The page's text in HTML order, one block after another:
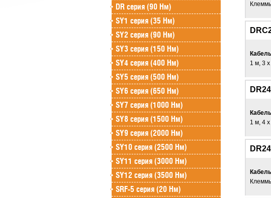
DR серия (90 Нм)
SY1 серия (35 Нм)
SY2 серия (90 Нм)
SY3 серия (150 Нм)
SY4 серия (400 Нм)
SY5 серия (500 Нм)
SY6 серия (650 Нм)
SY7 серия (1000 Нм)
SY8 серия (1500 Нм)
SY9 серия (2000 Нм)
SY10 серия (2500 Нм)
SY11 серия (3000 Нм)
SY12 серия (3500 Нм)
SRF-5 серия (20 Нм)
1 м, 3
1 м, 4